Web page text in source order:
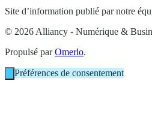
Site d’information publié par notre
© 2026 Alliancy - Numérique &
Propulsé parOmerlo.
Préférences de consentement